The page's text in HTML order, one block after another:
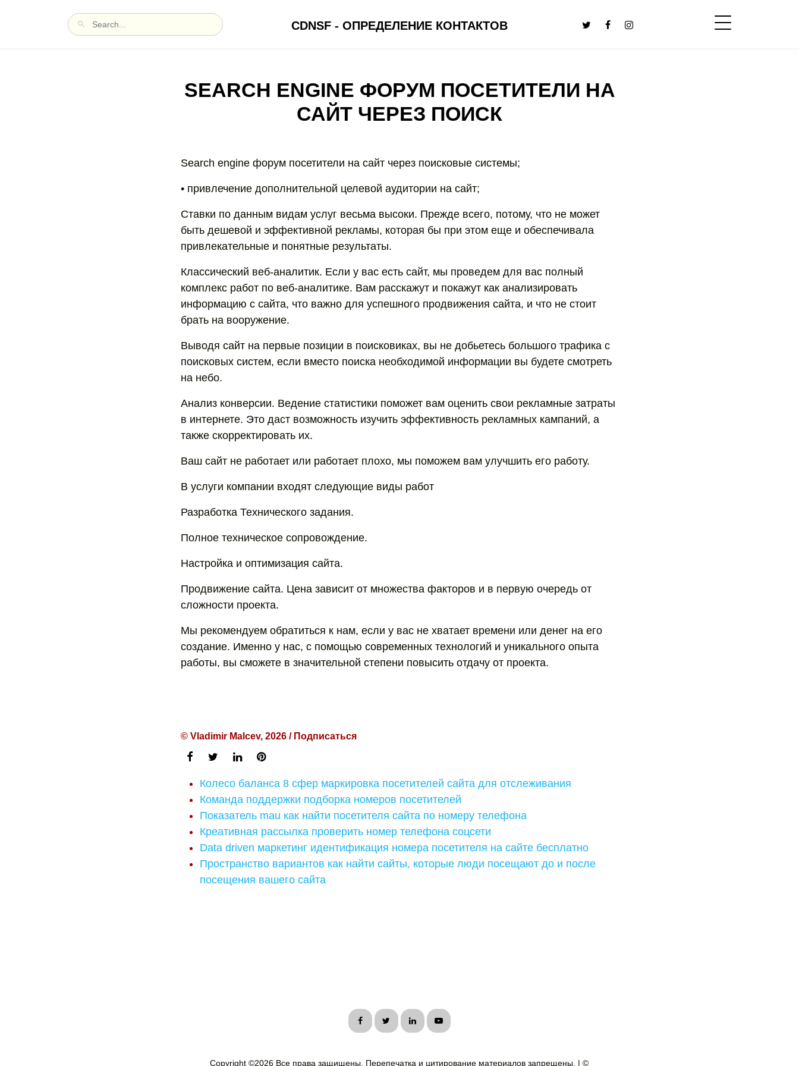
CDNSF - ОПРЕДЕЛЕНИЕ КОНТАКТОВ
SEARCH ENGINE ФОРУМ ПОСЕТИТЕЛИ НА
САЙТ ЧЕРЕЗ ПОИСК
Search engine форум посетители на сайт через поисковые системы;
• привлечение дополнительной целевой аудитории на сайт;
Ставки по данным видам услуг весьма высоки. Прежде всего, потому, что не может
быть дешевой и эффективной рекламы, которая бы при этом еще и обеспечивала
привлекательные и понятные результаты.
Классический веб-аналитик. Если у вас есть сайт, мы проведем для вас полный
комплекс работ по веб-аналитике. Вам расскажут и покажут как анализировать
информацию с сайта, что важно для успешного продвижения сайта, и что не стоит
брать на вооружение.
Выводя сайт на первые позиции в поисковиках, вы не добьетесь большого трафика с
поисковых систем, если вместо поиска необходимой информации вы будете смотреть
на небо.
Анализ конверсии. Ведение статистики поможет вам оценить свои рекламные затраты
в интернете. Это даст возможность изучить эффективность рекламных кампаний, а
также скорректировать их.
Ваш сайт не работает или работает плохо, мы поможем вам улучшить его работу.
В услуги компании входят следующие виды работ
Разработка Технического задания.
Полное техническое сопровождение.
Настройка и оптимизация сайта.
Продвижение сайта. Цена зависит от множества факторов и в первую очередь от
сложности проекта.
Мы рекомендуем обратиться к нам, если у вас не хватает времени или денег на его
создание. Именно у нас, с помощью современных технологий и уникального опыта
работы, вы сможете в значительной степени повысить отдачу от проекта.
© Vladimir Malcev, 2026 / Подписаться
Колесо баланса 8 сфер маркировка посетителей сайта для отслеживания
Команда поддержки подборка номеров посетителей
Показатель mau как найти посетителя сайта по номеру телефона
Креативная рассылка проверить номер телефона соцсети
Data driven маркетинг идентификация номера посетителя на сайте бесплатно
Пространство вариантов как найти сайты, которые люди посещают до и после
посещения вашего сайта
Copyright ©2026 Все права защищены. Перепечатка и цитирование материалов запрещены. | ©